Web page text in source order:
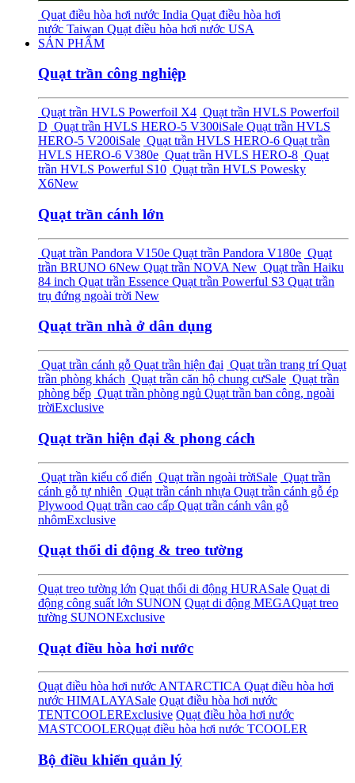
Quạt điều hòa hơi nước India Quạt điều hòa hơi
nước Taiwan Quạt điều hòa hơi nước USA
SẢN PHẨM
Quạt trần công nghiệp
Quạt trần HVLS Powerfoil X4 Quạt trần HVLS Powerfoil
D Quạt trần HVLS HERO-5 V300iSale Quạt trần HVLS
HERO-5 V200iSale Quạt trần HVLS HERO-6 Quạt trần
HVLS HERO-6 V380e Quạt trần HVLS HERO-8 Quạt
trần HVLS Powerful S10 Quạt trần HVLS Powesky
X6New
Quạt trần cánh lớn
Quạt trần Pandora V150e Quạt trần Pandora V180e Quạt
trần BRUNO 6New Quạt trần NOVA New Quạt trần Haiku
84 inch Quạt trần Essence Quạt trần Powerful S3 Quạt trần
trụ đứng ngoài trời New
Quạt trần nhà ở dân dụng
Quạt trần cánh gỗ Quạt trần hiện đại Quạt trần trang tríQuạt
trần phòng khách Quạt trần căn hộ chung cưSale Quạt trần
phòng bếp Quạt trần phòng ngủ Quạt trần ban công, ngoài
trờiExclusive
Quạt trần hiện đại & phong cách
Quạt trần kiểu cổ điển Quạt trần ngoài trờiSale Quạt trần
cánh gỗ tự nhiên Quạt trần cánh nhựa Quạt trần cánh gỗ ép
Plywood Quạt trần cao cấp Quạt trần cánh vân gỗ
nhômExclusive
Quạt thổi di động & treo tường
Quạt treo tường lớn Quạt thổi di động HURASale Quạt di
động công suất lớn SUNON Quạt di động MEGAQuạt treo
tường SUNONExclusive
Quạt điều hòa hơi nước
Quạt điều hòa hơi nước ANTARCTICA Quạt điều hòa hơi
nước HIMALAYASale Quạt điều hòa hơi nước
TENTCOOLERExclusive Quạt điều hòa hơi nước
MASTCOOLERQuạt điều hòa hơi nước TCOOLER
Bộ điều khiển quản lý